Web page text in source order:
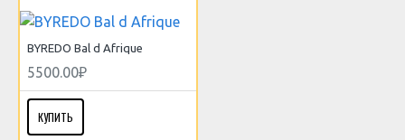
BYREDO Bal d Afrique
5500.00₽
КУПИТЬ